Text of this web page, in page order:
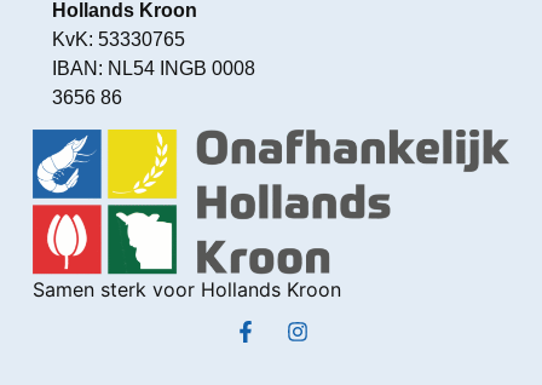
Samen sterk voor Hollands Kroon
Hollands Kroon
KvK: 53330765
IBAN: NL54 INGB 0008
3656 86